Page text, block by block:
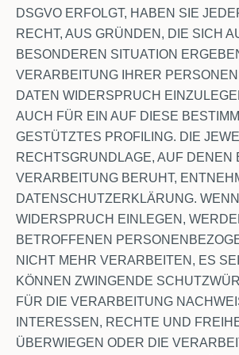
DSGVO ERFOLGT, HABEN SIE
RECHT, AUS GRÜNDEN, DIE SICH
BESONDEREN SITUATION
VERARBEITUNG IHRER
DATEN WIDERSPRUCH
AUCH FÜR EIN AUF DIESE
GESTÜTZTES PROFILING. DIE
RECHTSGRUNDLAGE, AUF DENEN
VERARBEITUNG BERUHT,
DATENSCHUTZERKLÄRUNG.
WIDERSPRUCH EINLEGEN,
BETROFFENEN
NICHT MEHR VERARBEITEN, ES
KÖNNEN ZWINGENDE
FÜR DIE VERARBEITUNG
INTERESSEN, RECHTE UND
ÜBERWIEGEN ODER DIE